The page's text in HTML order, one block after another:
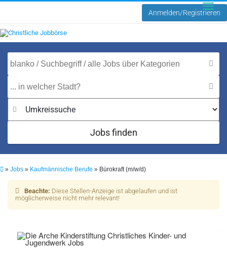
Anmelden/Registrieren
Jobs finden
» Jobs » Kaufmännische Berufe » Bürokraft (m/w/d)
Beachte: Diese Stellen-Anzeige ist abgelaufen und ist
möglicherweise nicht mehr relevant!